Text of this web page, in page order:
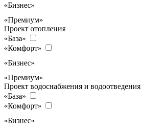
«Бизнес»
«Премиум»
Проект отопления
«База»
«Комфорт»
«Бизнес»
«Премиум»
Проект водоснабжения и водоотведения
«База»
«Комфорт»
«Бизнес»